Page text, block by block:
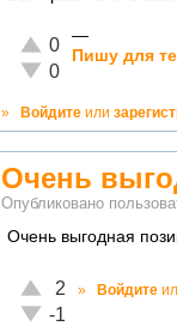
Отлично!
0
Неадекватно!
0
—
Пишу для
» Войдите или
Очень
Опубликовано
Очень выгодная
Отлично!
2
Неадекватно!
-1
» Войдите